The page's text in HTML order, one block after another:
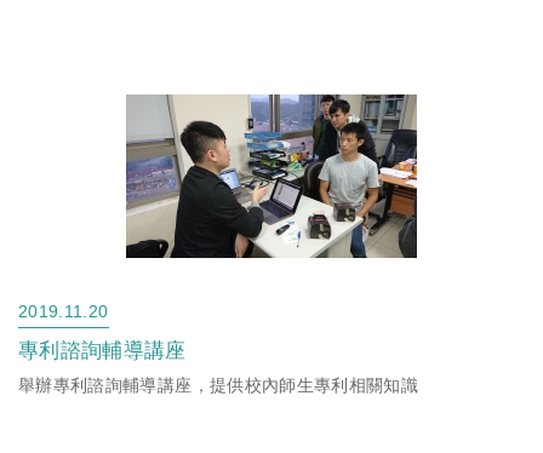
2019.11.20
專利諮詢輔導講座
舉辦專利諮詢輔導講座，提供校內師生專利相關知識